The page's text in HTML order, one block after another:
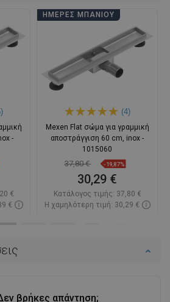
βρήκες απάντηση;
-
€
€
ΗΜΈΡΕΣ ΜΠΆΝΙΟΥ
(4)
Mexen Flat σώμα για γραμμική
αποστράγγιση 60 cm, inox -
1015060
37,80 € -19,87%
30,29 €
Κατάλογος τιμής: 37,80 €
Η χαμηλότερη τιμή: 30,29 €